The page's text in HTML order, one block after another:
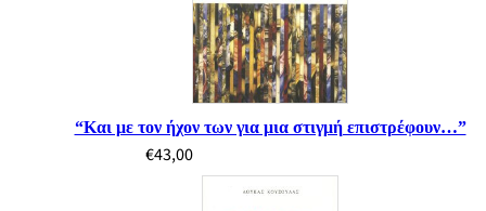
“Και με τον ήχον των για μια στιγμή επιστρέφουν…”
€43,00